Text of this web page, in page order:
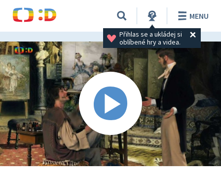
Přihlas se a ukládej si
oblíbené hry a videa.
MENU